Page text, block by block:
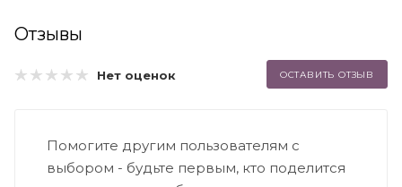
Отзывы
Нет оценок ОСТАВИТЬ ОТЗЫВ
Помогите другим пользователям с
выбором - будьте первым, кто поделится